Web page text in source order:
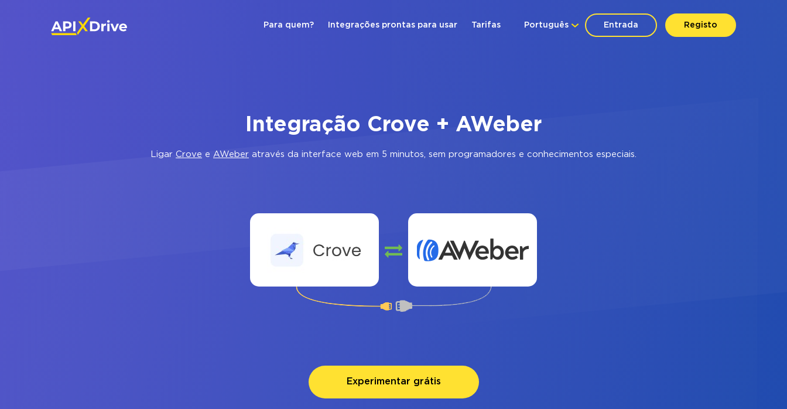
Entrada Registo
Português
Para quem? Integrações prontas para usar Tarifas
Integração Crove + AWeber
Ligar Crove e AWeber através da interface web em 5 minutos, sem programadores e conhecimentos especiais.
Experimentar grátis